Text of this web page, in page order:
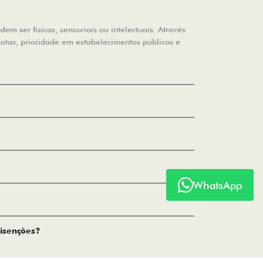
ser físicas, sensoriais ou intelectuais. Através
prioridade em estabelecimentos públicos e
WhatsApp